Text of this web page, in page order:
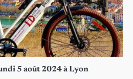
5 août 2024 à Lyon